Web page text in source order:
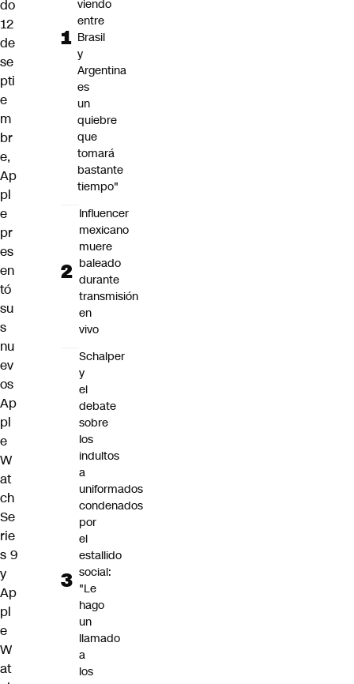
do
12
de
se
pti
e
m
br
e,
Ap
pl
e
pr
es
en
tó
su
s
nu
ev
os
Ap
pl
e
W
at
ch
Se
rie
s 9
y
Ap
pl
e
W
at
viendo
entre
Brasil
y
Argentina
es
un
quiebre
que
tomará
bastante
tiempo"
Influencer
mexicano
muere
baleado
durante
transmisión
en
vivo
Schalper
y
el
debate
sobre
los
indultos
a
uniformados
condenados
por
el
estallido
social:
"Le
hago
un
llamado
a
los